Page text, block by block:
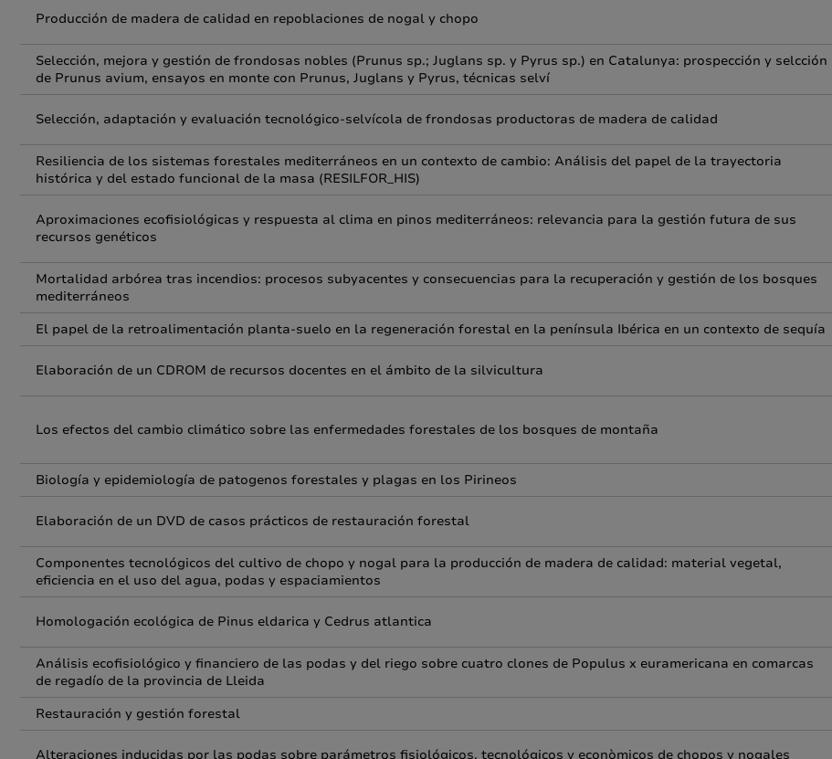
Producción de madera de calidad en repoblaciones de nogal y chopo
Selección, mejora y gestión de frondosas nobles (Prunus sp.; Juglans sp. y Pyrus sp.) en Catalunya: prospección y selcción
de Prunus avium, ensayos en monte con Prunus, Juglans y Pyrus, técnicas selví
Selección, adaptación y evaluación tecnológico-selvícola de frondosas productoras de madera de calidad
Resiliencia de los sistemas forestales mediterráneos en un contexto de cambio: Análisis del papel de la trayectoria
histórica y del estado funcional de la masa (RESILFOR_HIS)
Aproximaciones ecofisiológicas y respuesta al clima en pinos mediterráneos: relevancia para la gestión futura de sus
recursos genéticos
Mortalidad arbórea tras incendios: procesos subyacentes y consecuencias para la recuperación y gestión de los bosques
mediterráneos
El papel de la retroalimentación planta-suelo en la regeneración forestal en la península Ibérica en un contexto de sequía
Elaboración de un CDROM de recursos docentes en el ámbito de la silvicultura
Los efectos del cambio climático sobre las enfermedades forestales de los bosques de montaña
Biología y epidemiología de patogenos forestales y plagas en los Pirineos
Elaboración de un DVD de casos prácticos de restauración forestal
Componentes tecnológicos del cultivo de chopo y nogal para la producción de madera de calidad: material vegetal,
eficiencia en el uso del agua, podas y espaciamientos
Homologación ecológica de Pinus eldarica y Cedrus atlantica
Análisis ecofisiológico y financiero de las podas y del riego sobre cuatro clones de Populus x euramericana en comarcas
de regadío de la provincia de Lleida
Restauración y gestión forestal
Alteraciones inducidas por las podas sobre parámetros fisiológicos, tecnológicos y econòmicos de chopos y nogales